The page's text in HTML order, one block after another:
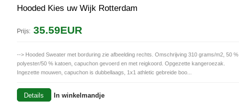
Hooded Kies uw Wijk Rotterdam
Prijs: 35.59EUR
--> Hooded Sweater met borduring zie afbeelding rechts. Omschrijving 310 grams/m2, 50 %
polyester/50 % katoen, capuchon gevoerd en met reigkoord. Opgezette kangeroezak.
Ingezette mouwen, capuchon is dubbellaags, 1x1 athletic gebreide boo...
Details In winkelmandje